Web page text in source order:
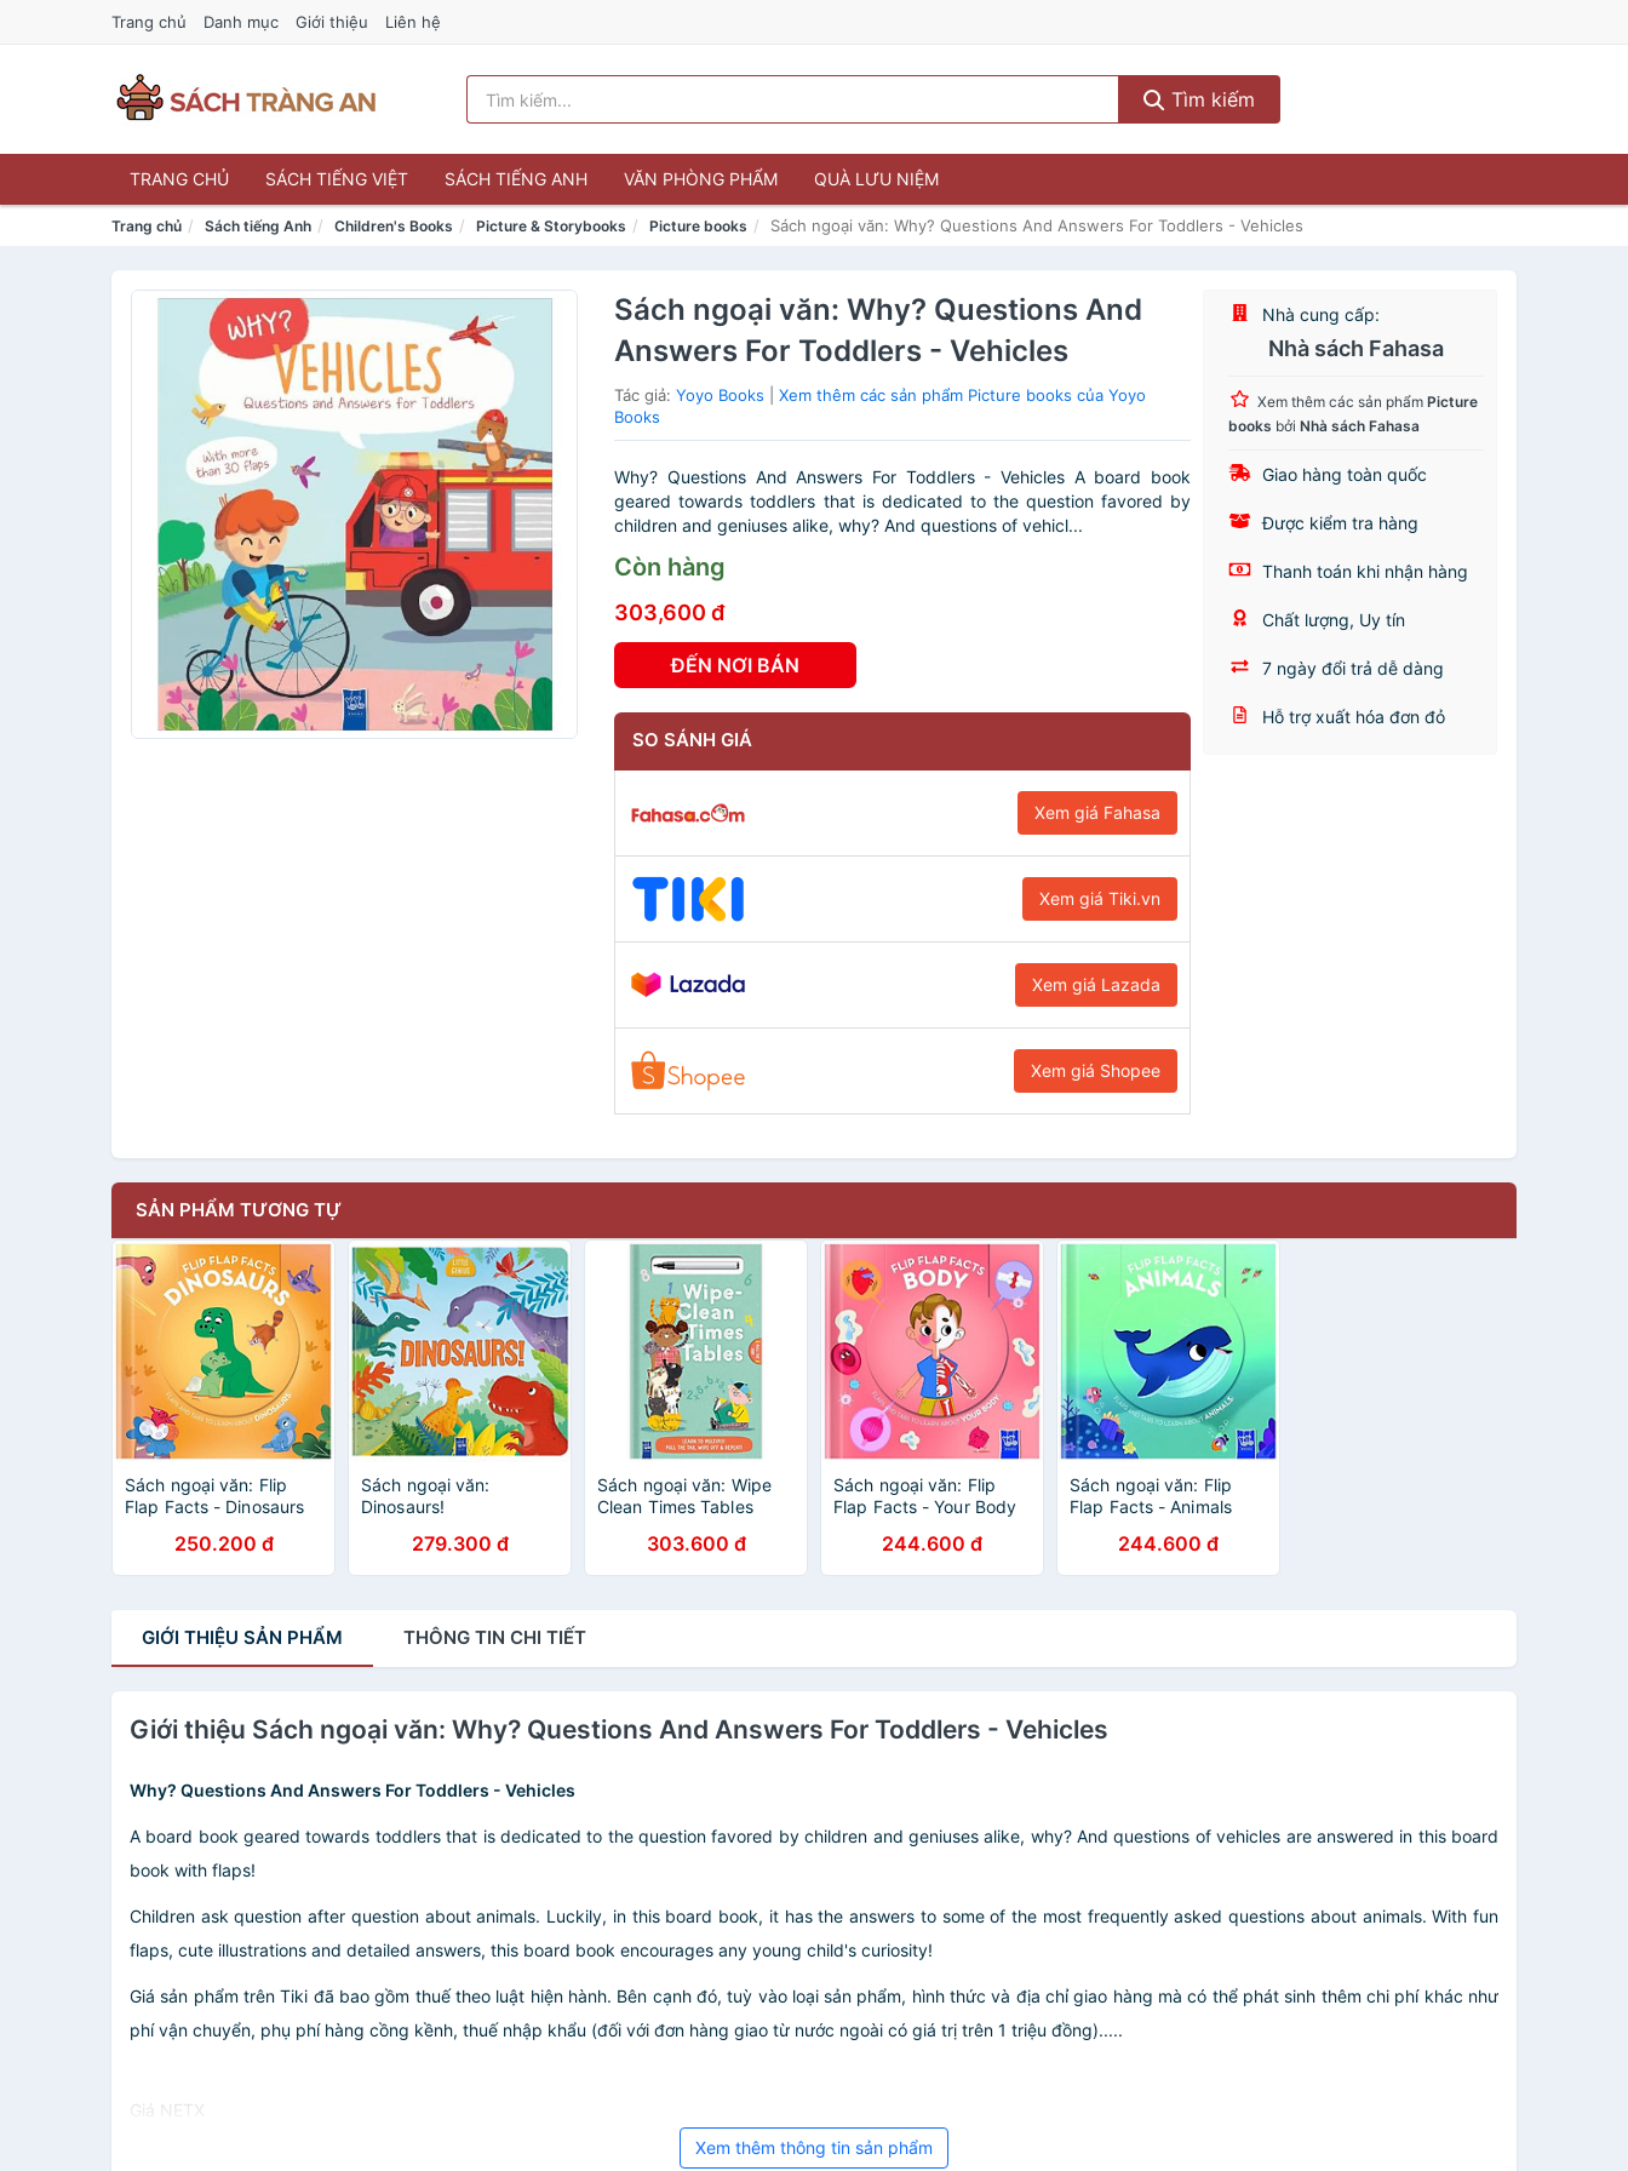
Trang chủ Danh mục Giới thiệu Liên hệ
Tìm kiếm
TRANG CHỦ SÁCH TIẾNG VIỆT SÁCH TIẾNG ANH VĂN PHÒNG PHẨM QUÀ LƯU NIỆM
Trang chủ Sách tiếng Anh Children's Books Picture & Storybooks Picture books Sách ngoại văn: Why? Questions And Answers For Toddlers - Vehicles
Sách ngoại văn: Why? Questions And
Answers For Toddlers - Vehicles
Tác giả:Yoyo Books |Xem thêm các sản phẩm Picture books của Yoyo
Books
Why? Questions And Answers For Toddlers - Vehicles A board book
geared towards toddlers that is dedicated to the question favored by
children and geniuses alike, why? And questions of vehicl...
Còn hàng
303,600 đ
ĐẾN NƠI BÁN
SO SÁNH GIÁ
Xem giá Fahasa
Xem giá Tiki.vn
Xem giá Lazada
Xem giá Shopee
Nhà cung cấp:
Nhà sách Fahasa
Xem thêm các sản phẩmPicture
books bởiNhà sách Fahasa
Giao hàng toàn quốc
Được kiểm tra hàng
Thanh toán khi nhận hàng
Chất lượng, Uy tín
7 ngày đổi trả dễ dàng
Hỗ trợ xuất hóa đơn đỏ
SẢN PHẨM TƯƠNG TỰ
Sách ngoại văn: Flip
Flap Facts - Dinosaurs
250.200 đ
Sách ngoại văn:
Dinosaurs!
279.300 đ
Sách ngoại văn: Wipe
Clean Times Tables
303.600 đ
Sách ngoại văn: Flip
Flap Facts - Your Body
244.600 đ
Sách ngoại văn: Flip
Flap Facts - Animals
244.600 đ
GIỚI THIỆU SẢN PHẨM THÔNG TIN CHI TIẾT
Giới thiệu Sách ngoại văn: Why? Questions And Answers For Toddlers - Vehicles
Why? Questions And Answers For Toddlers - Vehicles
A board book geared towards toddlers that is dedicated to the question favored by children and geniuses alike, why? And questions of vehicles are answered in this board
book with flaps!
Children ask question after question about animals. Luckily, in this board book, it has the answers to some of the most frequently asked questions about animals. With fun
flaps, cute illustrations and detailed answers, this board book encourages any young child's curiosity!
Giá sản phẩm trên Tiki đã bao gồm thuế theo luật hiện hành. Bên cạnh đó, tuỳ vào loại sản phẩm, hình thức và địa chỉ giao hàng mà có thể phát sinh thêm chi phí khác như
phí vận chuyển, phụ phí hàng cồng kềnh, thuế nhập khẩu (đối với đơn hàng giao từ nước ngoài có giá trị trên 1 triệu đồng).....
Giá NETX
Xem thêm thông tin sản phẩm